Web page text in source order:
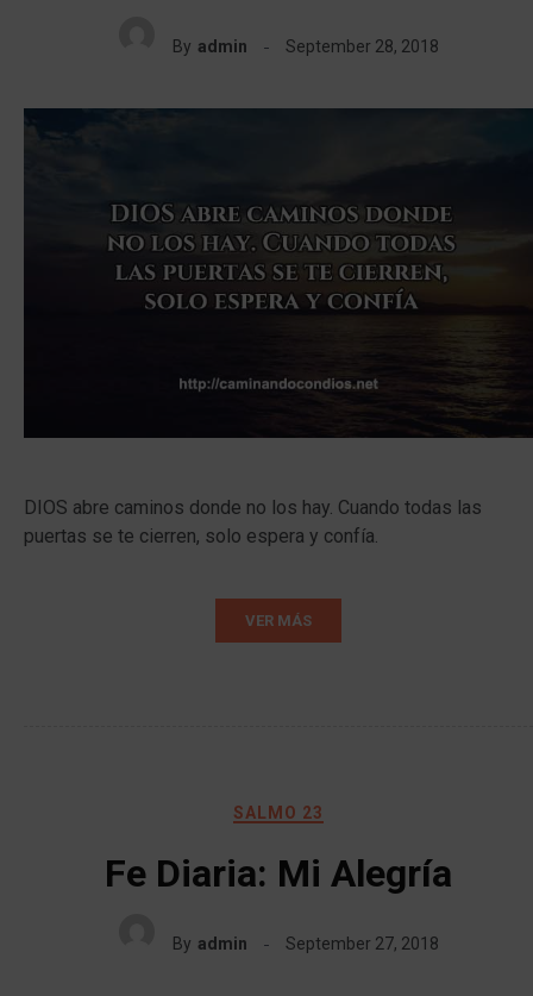
By admin September 28, 2018
DIOS abre caminos donde no los hay. Cuando todas las
puertas se te cierren, solo espera y confía.
VER MÁS
SALMO 23
Fe Diaria: Mi Alegría
By admin September 27, 2018